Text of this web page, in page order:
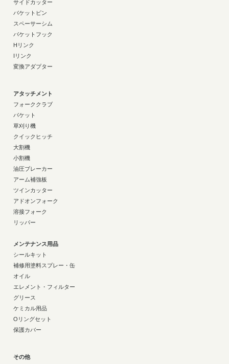
サイドカッター
バケットピン
スペーサーシム
バケットフック
Hリンク
Iリンク
変換アダプター
アタッチメント
フォーククラブ
バケット
草刈り機
クイックヒッチ
大割機
小割機
油圧ブレーカー
アーム補強板
ツインカッター
アドオンフォーク
溶接フォーク
リッパー
メンテナンス用品
シールキット
補修用塗料スプレー・缶
オイル
エレメント・フィルター
グリース
ケミカル用品
Oリングセット
保護カバー
その他